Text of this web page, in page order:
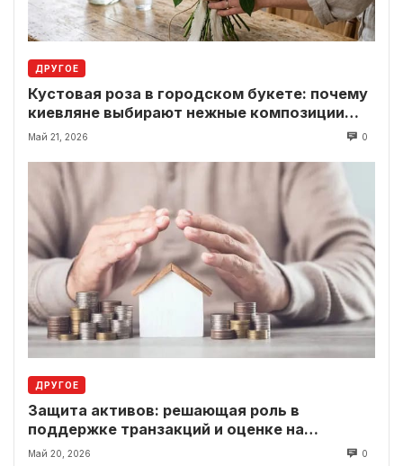
ДРУГОЕ
Кустовая роза в городском букете: почему
киевляне выбирают нежные композиции
вместо классики
Май 21, 2026 0
ДРУГОЕ
Защита активов: решающая роль в
поддержке транзакций и оценке на
современном рынке
Май 20, 2026 0